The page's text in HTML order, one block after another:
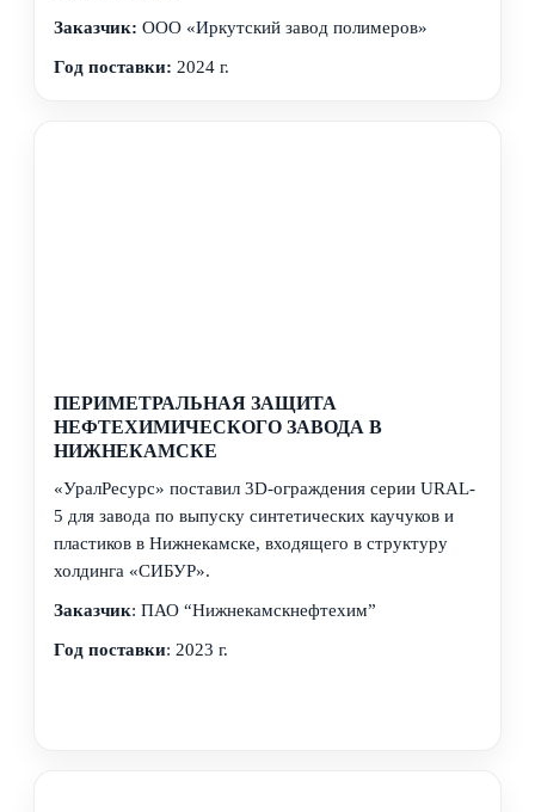
Заказчик: ООО «Иркутский завод полимеров»
Год поставки: 2024 г.
ПЕРИМЕТРАЛЬНАЯ ЗАЩИТА
НЕФТЕХИМИЧЕСКОГО ЗАВОДА В
НИЖНЕКАМСКЕ
«УралРесурс» поставил 3D-ограждения серии URAL-
5 для завода по выпуску синтетических каучуков и
пластиков в Нижнекамске, входящего в структуру
холдинга «СИБУР».
Заказчик: ПАО “Нижнекамскнефтехим”
Год поставки: 2023 г.